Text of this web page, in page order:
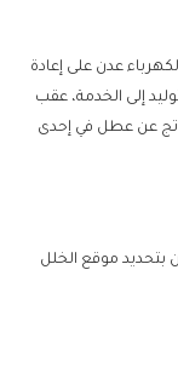
عدن على إعادة
إلى الخدمة، عقب
عن عطل في إحدى
بتحديد موقع الخلل